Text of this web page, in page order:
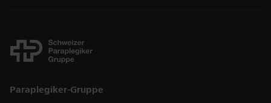
Links
Paraplegiker-Gruppe